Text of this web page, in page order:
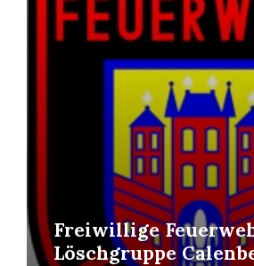
Freiwillige
Löschgruppe